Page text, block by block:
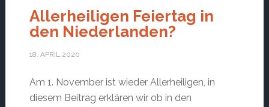
Allerheiligen Feiertag in
den Niederlanden?
18. APRIL 2020
Am 1. November ist wieder Allerheiligen, in
diesem Beitrag erklären wir ob in den